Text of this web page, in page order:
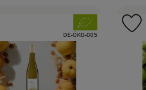
, Verband:
, Kontrollstelle:
DE-ÖKO-005
zu Favouriten hinzufügen